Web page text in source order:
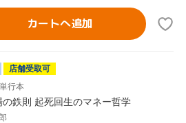
カートへ追加
店舗受取可
単行本
の鉄則 起死回生のマネー哲学